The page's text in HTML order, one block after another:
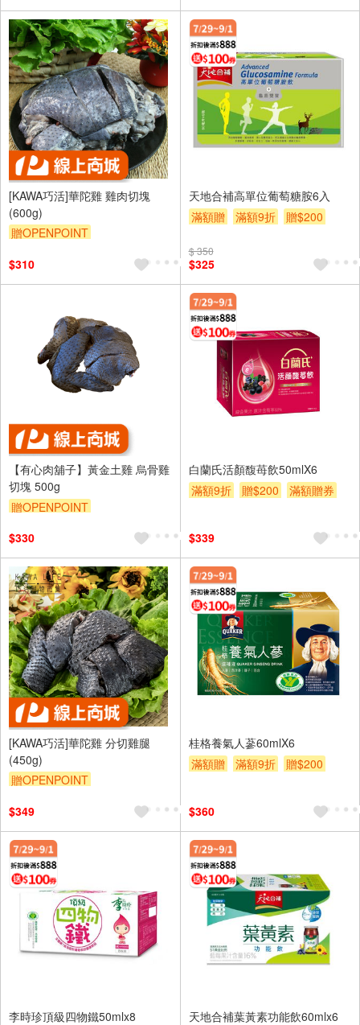
[KAWA巧活]華陀雞 雞肉切塊
(600g)
贈OPENPOINT
$310
天地合補高單位葡萄糖胺6入
滿額贈
滿額9折
贈$200
$ 350
$325
【有心肉舖子】黃金土雞 烏骨雞
切塊 500g
贈OPENPOINT
$330
白蘭氏活顏馥苺飲50mlX6
滿額9折
贈$200 滿額贈券
$339
[KAWA巧活]華陀雞 分切雞腿
(450g)
贈OPENPOINT
$349
桂格養氣人蔘60mlX6
滿額贈
滿額9折
贈$200
$360
李時珍頂級四物鐵50mlx8
天地合補葉黃素功能飲60mlx6